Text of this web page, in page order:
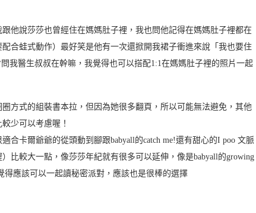
他說莎莎也曾經住在媽媽肚子裡，我也問他記得在媽媽肚子裡都在
合蛙式動作）最好笑是他有一次還掀開我裙子衝進來說「我也要住
我醫生叔叔在幹嘛，我覺得也可以搭配1:1在媽媽肚子裡的照片一起
方式的組裝書本拉，但因為她很多翻頁，所以可能無法避免，其他
少可以考慮喔！
合卡爾爺爺的從頭動到腳跟babyall的catch me!還有甜心的I poo 文脈
比較大一點，像莎莎年紀就有很多可以延伸，像是babyall的growing
應該可以一起讀秘密派對，應該也是很棒的選擇